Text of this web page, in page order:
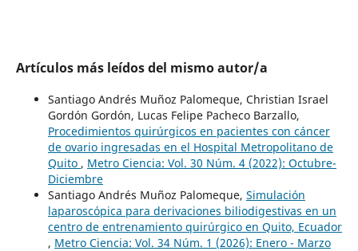
Artículos más leídos del mismo autor/a
Santiago Andrés Muñoz Palomeque, Christian Israel
Gordón Gordón, Lucas Felipe Pacheco Barzallo,
Procedimientos quirúrgicos en pacientes con cáncer
de ovario ingresadas en el Hospital Metropolitano de
Quito , Metro Ciencia: Vol. 30 Núm. 4 (2022): Octubre-
Diciembre
Santiago Andrés Muñoz Palomeque, Simulación
laparoscópica para derivaciones biliodigestivas en un
centro de entrenamiento quirúrgico en Quito, Ecuador
, Metro Ciencia: Vol. 34 Núm. 1 (2026): Enero - Marzo